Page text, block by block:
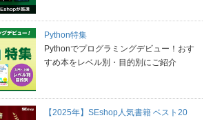
Python特集
Pythonでプログラミングデビュー！おす
すめ本をレベル別・目的別にご紹介
【2025年】SEshop人気書籍 ベスト20